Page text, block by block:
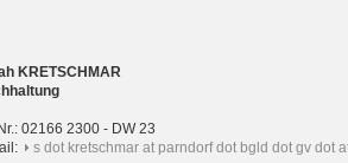
KRETSCHMAR
02166 2300 - DW 23
s dot kretschmar at parndorf dot bgld dot gv dot